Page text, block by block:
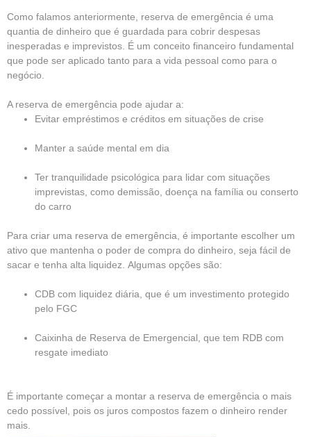
Como falamos anteriormente, reserva de emergência é uma
quantia de dinheiro que é guardada para cobrir despesas
inesperadas e imprevistos. É um conceito financeiro fundamental
que pode ser aplicado tanto para a vida pessoal como para o
negócio.
A reserva de emergência pode ajudar a:
Evitar empréstimos e créditos em situações de crise
Manter a saúde mental em dia
Ter tranquilidade psicológica para lidar com situações
imprevistas, como demissão, doença na família ou conserto
do carro
Para criar uma reserva de emergência, é importante escolher um
ativo que mantenha o poder de compra do dinheiro, seja fácil de
sacar e tenha alta liquidez. Algumas opções são:
CDB com liquidez diária, que é um investimento protegido
pelo FGC
Caixinha de Reserva de Emergencial, que tem RDB com
resgate imediato
É importante começar a montar a reserva de emergência o mais
cedo possível, pois os juros compostos fazem o dinheiro render
mais.